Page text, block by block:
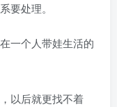
要处理。
一个人带娃生活的
以后就更找不着